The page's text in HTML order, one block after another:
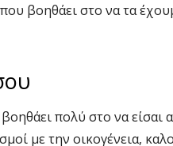
βοηθάει στο να τα
πολύ στο να είσαι
με την οικογένεια,